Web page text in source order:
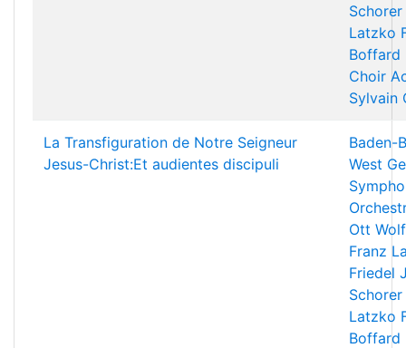
Schorer
Latzko
Boffard
Choir
Sylvain
La Transfiguration de Notre Seigneur
Jesus-Christ:Et audientes discipuli
Baden-
West
Ott
Franz
Friedel
Schorer
Latzko
Boffard